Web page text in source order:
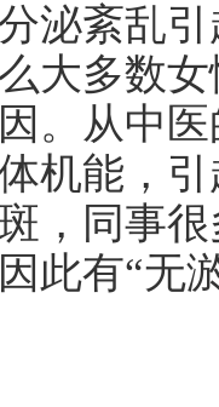
泌紊乱
大多数
。从中
机能，
，同事
此有“无